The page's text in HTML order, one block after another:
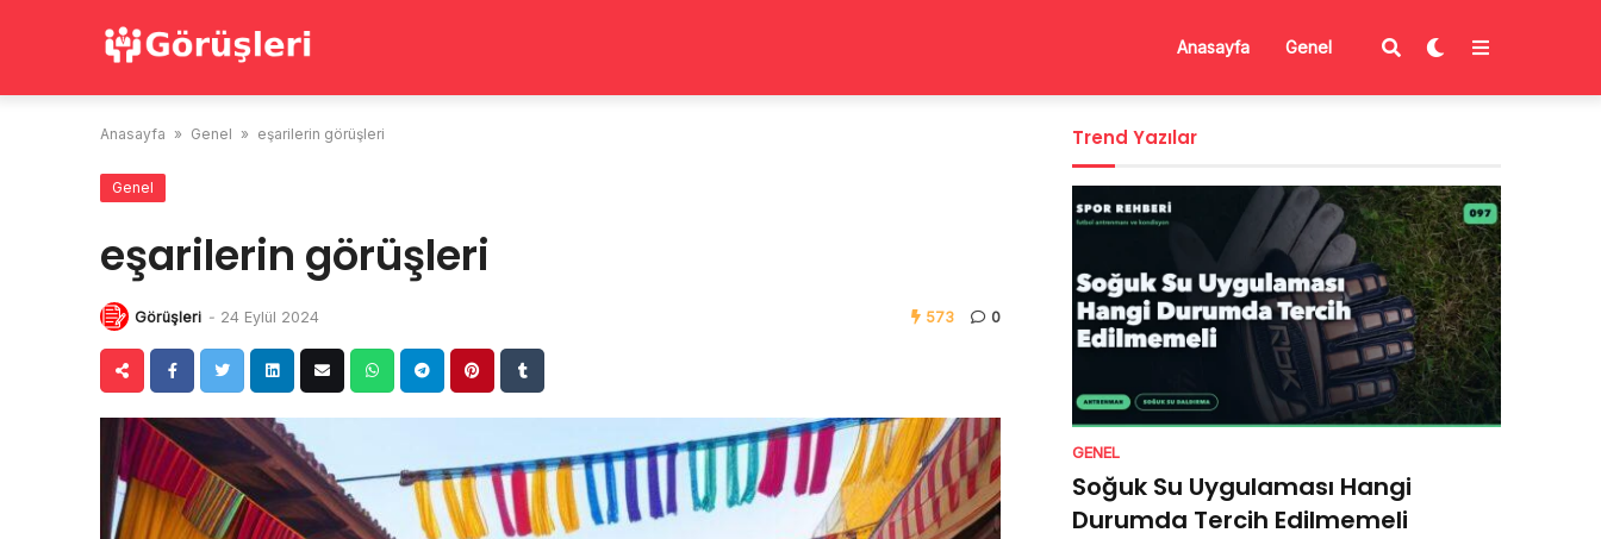
Anasayfa Genel
Anasayfa » Genel » eşarilerin görüşleri
Genel
eşarilerin görüşleri
Görüşleri - 24 Eylül 2024 573 0
Trend Yazılar
GENEL
Soğuk Su Uygulaması Hangi
Durumda Tercih Edilmemeli